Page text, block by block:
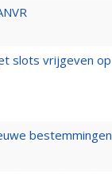
slots vrijgeven op
bestemmingen